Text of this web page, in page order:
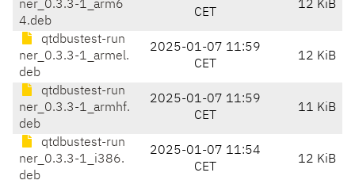
ner_0.3.3-1_arm6
4.deb
CET
12 KiB
qtdbustest-run
ner_0.3.3-1_armel.
deb
2025-01-07 11:59
CET
12 KiB
qtdbustest-run
ner_0.3.3-1_armhf.
deb
2025-01-07 11:59
CET
11 KiB
qtdbustest-run
ner_0.3.3-1_i386.
deb
2025-01-07 11:54
CET
12 KiB